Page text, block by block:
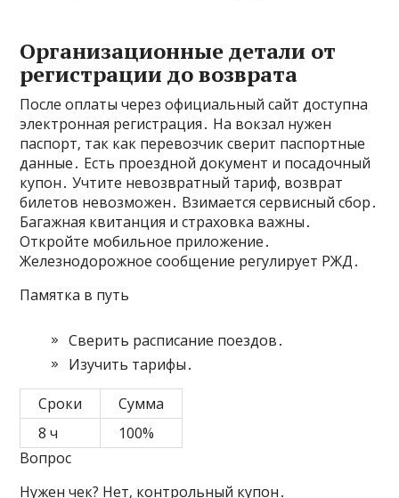
Организационные детали от
регистрации до возврата
После оплаты через официальный сайт доступна
электронная регистрация․ На вокзал нужен
паспорт‚ так как перевозчик сверит паспортные
данные․ Есть проездной документ и посадочный
купон․ Учтите невозвратный тариф‚ возврат
билетов невозможен․ Взимается сервисный сбор․
Багажная квитанция и страховка важны․
Откройте мобильное приложение․
Железнодорожное сообщение регулирует РЖД․
Памятка в путь
Сверить расписание поездов․
Изучить тарифы․
Сроки
Сумма
8 ч
100%
Вопрос
Нужен чек? Нет‚ контрольный купон․